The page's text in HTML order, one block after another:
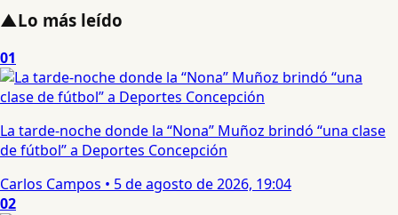
▲Lo más leído
01
La tarde-noche donde la “Nona” Muñoz brindó “una clase
de fútbol” a Deportes Concepción
Carlos Campos • 5 de agosto de 2026, 19:04
02